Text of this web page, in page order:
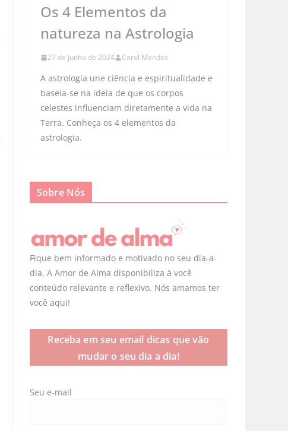
Os 4 Elementos da
natureza na Astrologia
27 de junho de 2024 Carol Mendes
A astrologia une ciência e espiritualidade e
baseia-se na ideia de que os corpos
celestes influenciam diretamente a vida na
Terra. Conheça os 4 elementos da
astrologia.
Sobre Nós
Fique bem informado e motivado no seu dia-a-
dia. A Amor de Alma disponibiliza à você
conteúdo relevante e reflexivo. Nós amamos ter
você aqui!
Receba em seu email dicas que vão
mudar o seu dia a dia!
Seu e-mail